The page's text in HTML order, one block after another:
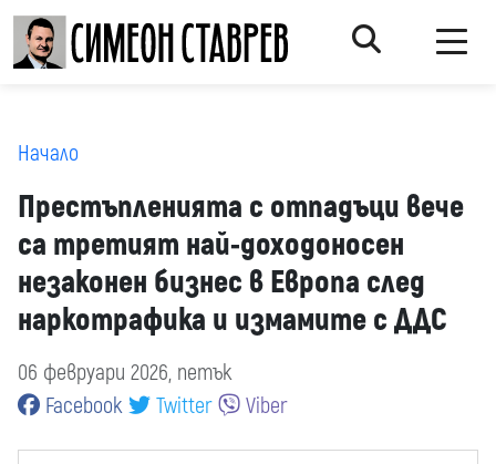
Начало
Престъпленията с отпадъци вече
са третият най-доходоносен
незаконен бизнес в Европа след
наркотрафика и измамите с ДДС
06 февруари 2026, петък
Facebook
Twitter Viber